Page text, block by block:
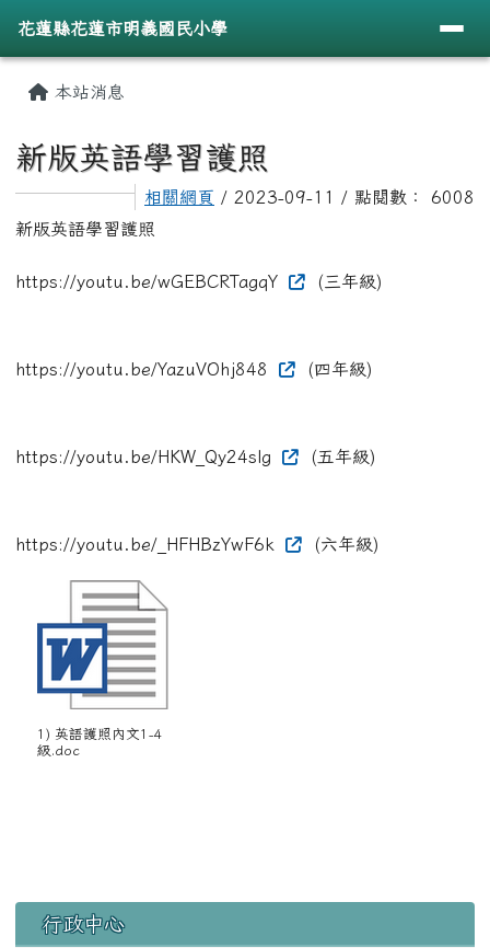
花蓮縣花蓮市明義國民小學
導覽列
花蓮縣花蓮市明義國民小學
主內容區域
本站消息
新版英語學習護照
相關網頁 / 2023-09-11 / 點閱數： 6008
新版英語學習護照
https://youtu.be/wGEBCRTagqY (三年級)
https://youtu.be/YazuVOhj848 (四年級)
https://youtu.be/HKW_Qy24slg (五年級)
https://youtu.be/_HFHBzYwF6k (六年級)
1) 英語護照內文1-4
級.doc
左邊區域內容
行政中心
頁尾區域